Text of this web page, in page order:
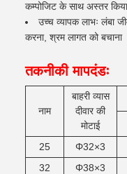
कम्पोजिट के साथ अस्तर
उच्च व्यापक लाभः लंबा
करना, श्रम लागत को बचाना
तकनीकी मापदंडः
नाम
बाहरी व्यास
दीवार की
मोटाई
25 Φ32×3
32
Φ38×3